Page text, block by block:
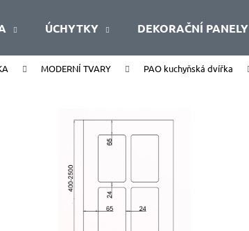
ÚCHYTKY DEKORAČNÍ PANELY
MODERNÍ TVARY PAO kuchyňská dvířka
Co potřebujete najít?
Doporučujeme